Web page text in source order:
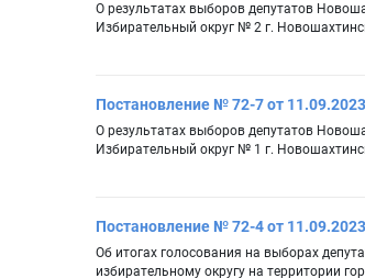
О результатах выборов депутатов
Избирательный округ № 2 г.
Постановление № 72-7 от 11.09.2023
О результатах выборов депутатов
Избирательный округ № 1 г.
Постановление № 72-4 от 11.09.2023
Об итогах голосования на выборах
избирательному округу на территории